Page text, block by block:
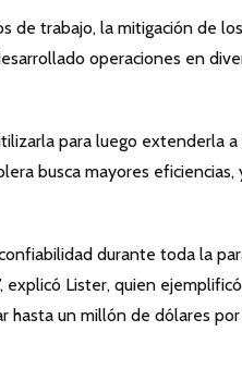
de trabajo, la mitigación de
operaciones en
para luego extenderla a
busca mayores eficiencias,
durante toda la
Lister, quien
hasta un millón de dólares